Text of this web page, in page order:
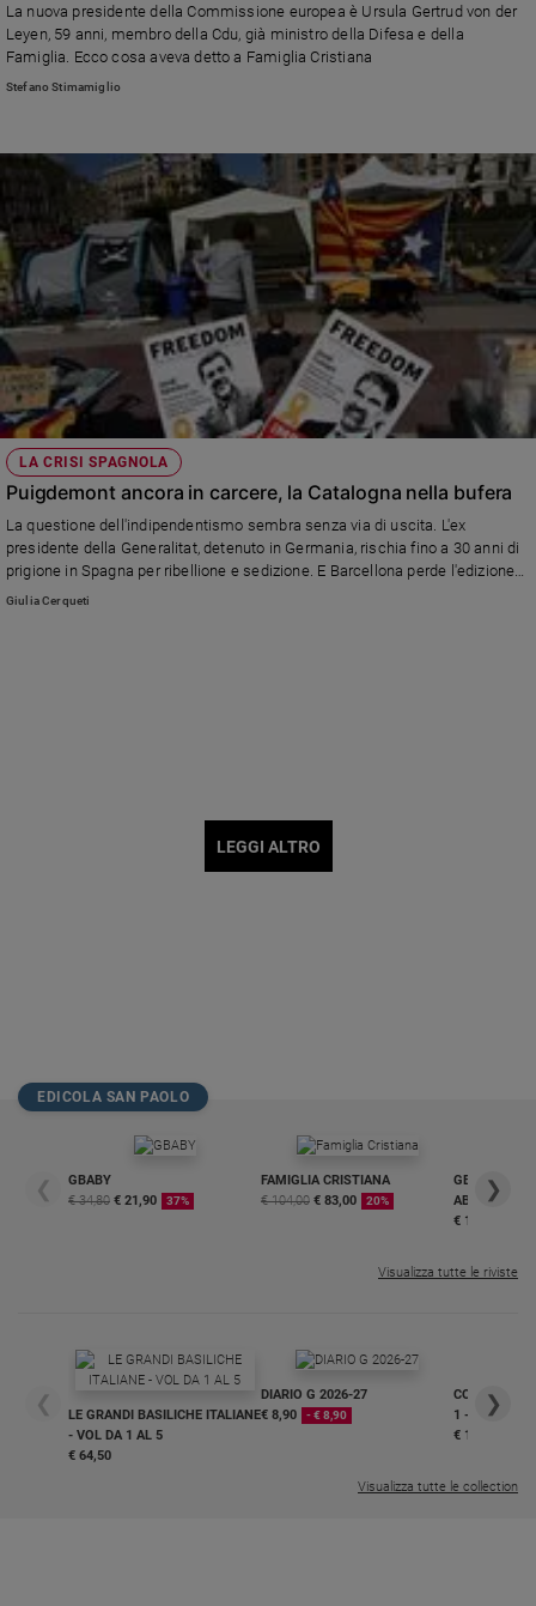
La nuova presidente della Commissione europea è Ursula Gertrud von der
Leyen, 59 anni, membro della Cdu, già ministro della Difesa e della
Famiglia. Ecco cosa aveva detto a Famiglia Cristiana
Stefano Stimamiglio
LA CRISI SPAGNOLA
Puigdemont ancora in carcere, la Catalogna nella bufera
La questione dell'indipendentismo sembra senza via di uscita. L'ex
presidente della Generalitat, detenuto in Germania, rischia fino a 30 anni di
prigione in Spagna per ribellione e sedizione. E Barcellona perde l'edizione
2019 del giro del mondo in barca a vela a causa dell'instabilità politica.
Giulia Cerqueti
LEGGI ALTRO
EDICOLA SAN PAOLO
❮
GBABY
€ 34,80 € 21,90 37%
FAMIGLIA CRISTIANA
€ 104,00 € 83,00 20%
GBABY
€ 16,99
❯
Visualizza tutte le riviste
❮
LE GRANDI BASILICHE ITALIANE
- VOL DA 1 AL 5
€ 64,50
DIARIO G 2026-27
€ 8,90
- € 8,90
COLLANA
1 - 2
€ 18,50
❯
Visualizza tutte le collection